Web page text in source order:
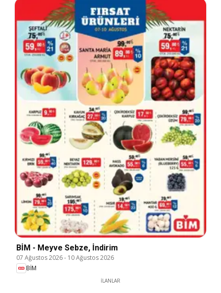
BİM - Meyve Sebze, İndirim
07 Ağustos 2026- 10 Ağustos 2026
BİM
İLANLAR